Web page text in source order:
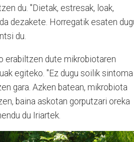
du. "Dietak, estresak, loak,
dezakete. Horregatik esaten
du.
erabiltzen dute mikrobiotaren
egiteko. "Ez dugu soilik sintoma
gara. Azken batean, mikrobiota
baina askotan gorputzari oreka
du Iriartek.